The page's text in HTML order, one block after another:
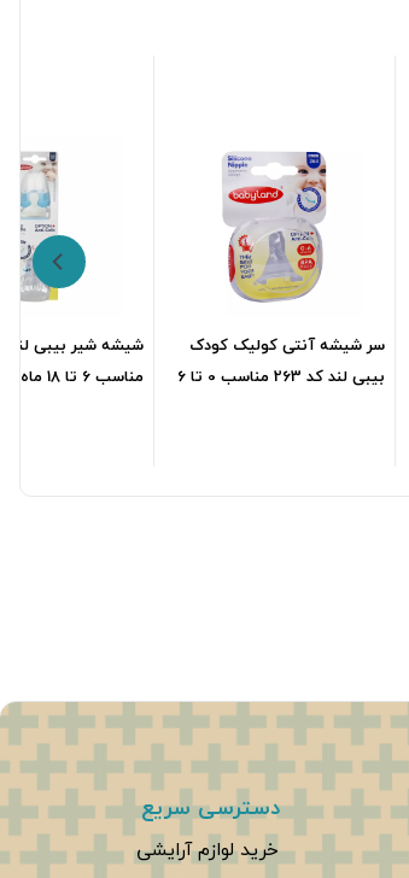
سر شیشه آنتی کولیک کودک
بیبی لند کد 263 مناسب 0 تا 6
دسترسی سریع
خرید لوازم آرایشی